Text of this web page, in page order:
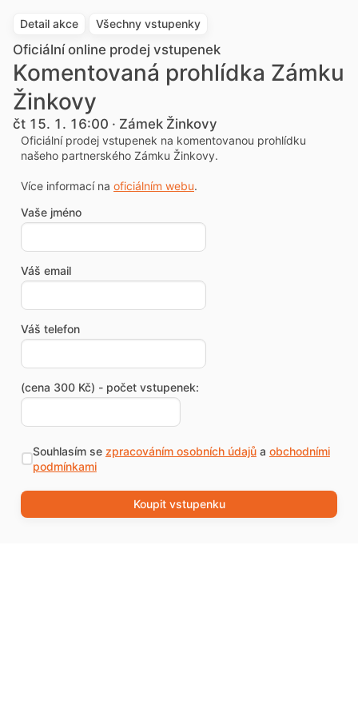
Detail akce Všechny vstupenky
Oficiální online prodej vstupenek
Komentovaná prohlídka Zámku
Žinkovy
čt 15. 1. 16:00 · Zámek Žinkovy
Oficiální prodej vstupenek na komentovanou prohlídku
našeho partnerského Zámku Žinkovy.
Více informací na oficiálním webu.
Vaše jméno
Váš email
Váš telefon
(cena 300 Kč) - počet vstupenek:
Souhlasím se zpracováním osobních údajůa obchodními
podmínkami
Koupit vstupenku